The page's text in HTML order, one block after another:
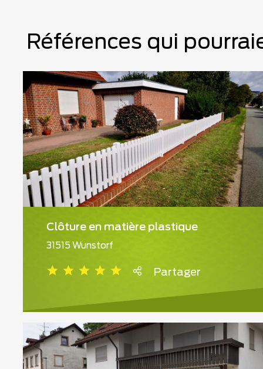
Références qui
Clôture en matière plastique
31515 Wunstorf
Partager